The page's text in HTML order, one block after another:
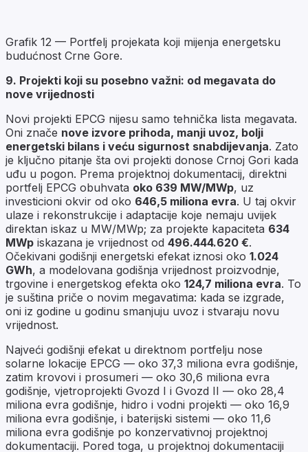
Grafik 12 — Portfelj projekata koji mijenja energetsku
budućnost Crne Gore.
9. Projekti koji su posebno važni: od megavata do
nove vrijednosti
Novi projekti EPCG nijesu samo tehnička lista megavata.
Oni znače nove izvore prihoda, manji uvoz, bolji
energetski bilans i veću sigurnost snabdijevanja. Zato
je ključno pitanje šta ovi projekti donose Crnoj Gori kada
uđu u pogon. Prema projektnoj dokumentacij, direktni
portfelj EPCG obuhvata oko 639 MW/MWp, uz
investicioni okvir od oko 646,5 miliona evra. U taj okvir
ulaze i rekonstrukcije i adaptacije koje nemaju uvijek
direktan iskaz u MW/MWp; za projekte kapaciteta 634
MWp iskazana je vrijednost od 496.444.620 €.
Očekivani godišnji energetski efekat iznosi oko 1.024
GWh, a modelovana godišnja vrijednost proizvodnje,
trgovine i energetskog efekta oko 124,7 miliona evra. To
je suština priče o novim megavatima: kada se izgrade,
oni iz godine u godinu smanjuju uvoz i stvaraju novu
vrijednost.
Najveći godišnji efekat u direktnom portfelju nose
solarne lokacije EPCG — oko 37,3 miliona evra godišnje,
zatim krovovi i prosumeri — oko 30,6 miliona evra
godišnje, vjetroprojekti Gvozd I i Gvozd II — oko 28,4
miliona evra godišnje, hidro i vodni projekti — oko 16,9
miliona evra godišnje, i baterijski sistemi — oko 11,6
miliona evra godišnje po konzervativnoj projektnoj
dokumentaciji. Pored toga, u projektnoj dokumentaciji